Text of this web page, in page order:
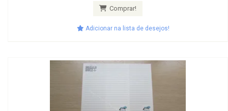
Comprar!
Adicionar na lista de desejos!